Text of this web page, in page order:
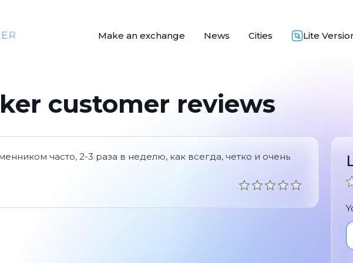
Make an exchange News Cities Lite
customer reviews
часто, 2-3 раза в неделю, как всегда, четко и очень